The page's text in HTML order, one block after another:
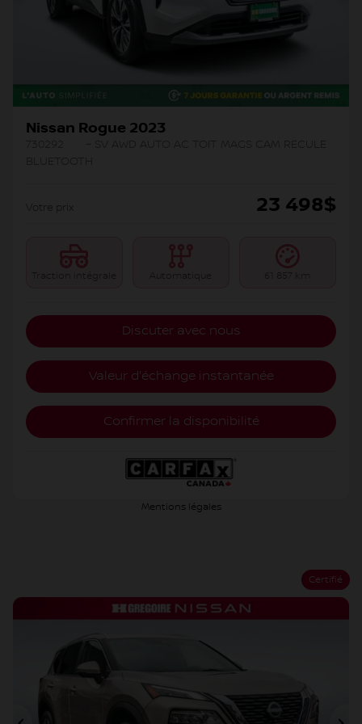
Nissan Rogue 2023
Votre prix 23 498$
Traction intégrale Automatique 61 857 km
Discuter avec nous
Valeur d'échange instantanée
Confirmer la disponibilité
Mentions légales
Certifié